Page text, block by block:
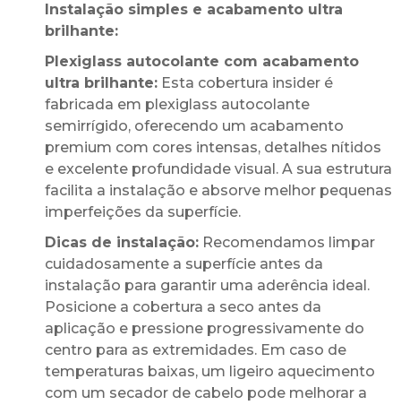
Instalação simples e acabamento ultra
brilhante:
Plexiglass autocolante com acabamento
ultra brilhante: Esta cobertura insider é
fabricada em plexiglass autocolante
semirrígido, oferecendo um acabamento
premium com cores intensas, detalhes nítidos
e excelente profundidade visual. A sua estrutura
facilita a instalação e absorve melhor pequenas
imperfeições da superfície.
Dicas de instalação: Recomendamos limpar
cuidadosamente a superfície antes da
instalação para garantir uma aderência ideal.
Posicione a cobertura a seco antes da
aplicação e pressione progressivamente do
centro para as extremidades. Em caso de
temperaturas baixas, um ligeiro aquecimento
com um secador de cabelo pode melhorar a